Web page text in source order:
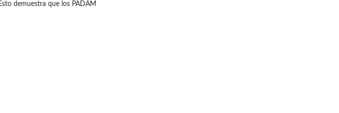
demuestra que los PADAM